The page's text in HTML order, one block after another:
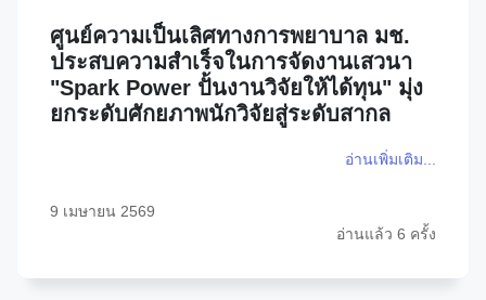
ศูนย์ความเป็นเลิศทางการพยาบาล มช.
ประสบความสำเร็จในการจัดงานเสวนา
"Spark Power ปั้นงานวิจัยให้ได้ทุน" มุ่ง
ยกระดับศักยภาพนักวิจัยสู่ระดับสากล
อ่านเพิ่มเติม...
9 เมษายน 2569
อ่านแล้ว 6 ครั้ง